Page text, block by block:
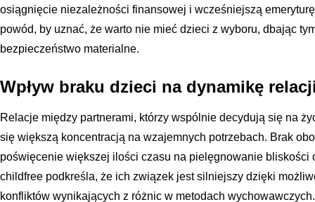
osiągnięcie niezależności finansowej i wcześniejszą
powód, by uznać, że warto nie mieć dzieci z wyboru, dbając
bezpieczeństwo materialne.
Wpływ braku dzieci na dynamikę
Relacje między partnerami, którzy wspólnie decydują się na
się większą koncentracją na wzajemnych potrzebach. Brak
poświęcenie większej ilości czasu na pielęgnowanie bliskości
childfree podkreśla, że ich związek jest silniejszy dzięki
konfliktów wynikających z różnic w metodach wychowawczych.